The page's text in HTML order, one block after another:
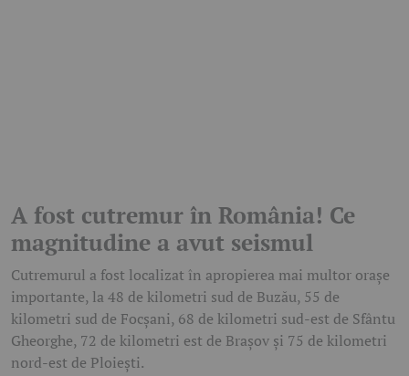
A fost cutremur în România! Ce
magnitudine a avut seismul
Cutremurul a fost localizat în apropierea mai multor orașe
importante, la 48 de kilometri sud de Buzău, 55 de
kilometri sud de Focșani, 68 de kilometri sud-est de Sfântu
Gheorghe, 72 de kilometri est de Brașov și 75 de kilometri
nord-est de Ploiești.